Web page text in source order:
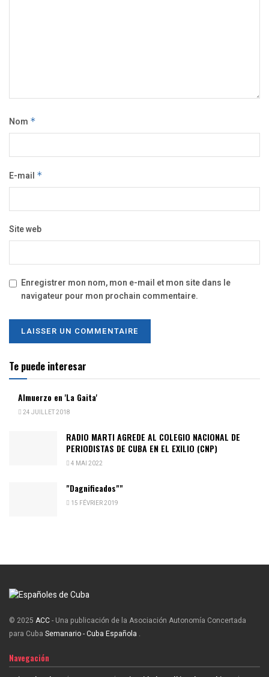
Nom *
E-mail *
Site web
Enregistrer mon nom, mon e-mail et mon site dans le
navigateur pour mon prochain commentaire.
Te puede interesar
Almuerzo en 'La Gaita'
24 JUILLET 2018
RADIO MARTI AGREDE AL COLEGIO NACIONAL DE
PERIODISTAS DE CUBA EN EL EXILIO (CNP)
4 MAI 2022
"Dagnificados""
15 FÉVRIER 2019
© 2025 ACC- Una publicación de la Asociación Autonomía Concertada
para Cuba Semanario - Cuba Española .
Navegación